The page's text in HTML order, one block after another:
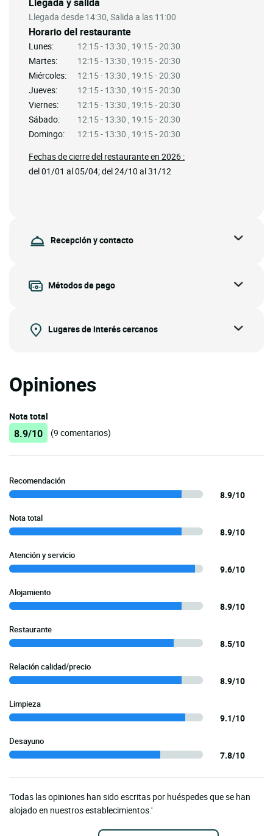
Llegada desde 14:30, Salida a las 11:00
Horario del restaurante
Lunes:
12:15 - 13:30 , 19:15 - 20:30
Martes:
12:15 - 13:30 , 19:15 - 20:30
Miércoles:
12:15 - 13:30 , 19:15 - 20:30
Jueves:
12:15 - 13:30 , 19:15 - 20:30
Viernes:
12:15 - 13:30 , 19:15 - 20:30
Sábado:
12:15 - 13:30 , 19:15 - 20:30
Domingo:
12:15 - 13:30 , 19:15 - 20:30
Fechas de cierre del restaurante en 2026 :
del 01/01 al 05/04; del 24/10 al 31/12
Recepción y contacto
Métodos de pago
Lugares de interés cercanos
Opiniones
Nota total
8.9/10 (9 comentarios)
Recomendación
8.9/10
Nota total
8.9/10
Atención y servicio
9.6/10
Alojamiento
8.9/10
Restaurante
8.5/10
Relación calidad/precio
8.9/10
Limpieza
9.1/10
Desayuno
7.8/10
'Todas las opiniones han sido escritas por huéspedes que se han
alojado en nuestros establecimientos.'